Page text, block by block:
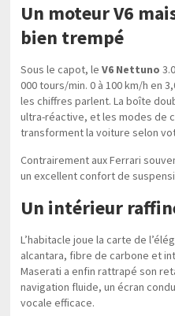
Un moteur V6
bien trempé
Sous le capot, leV6 Nettuno
000 tours/min. 0 à 100 km/h en
les chiffres parlent. La boîte
ultra-réactive, et les modes de
transforment la voiture selon
Contrairement aux Ferrari
un excellent confort de
Un intérieur
L’habitacle joue la carte de
alcantara, fibre de carbone et
Maserati a enfin rattrapé son
navigation fluide, un écran
vocale efficace.